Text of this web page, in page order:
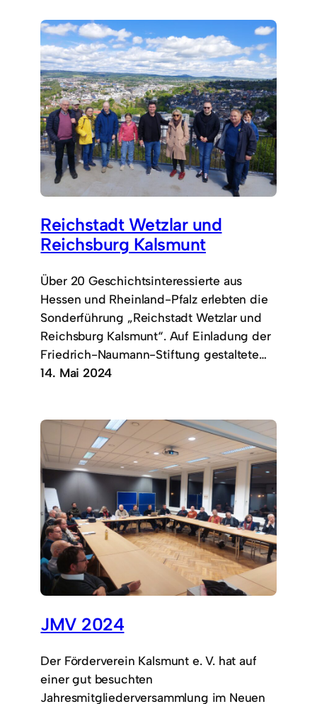
Reichstadt Wetzlar und
Reichsburg Kalsmunt
Über 20 Geschichtsinteressierte aus
Hessen und Rheinland-Pfalz erlebten die
Sonderführung „Reichstadt Wetzlar und
Reichsburg Kalsmunt“. Auf Einladung der
Friedrich-Naumann-Stiftung gestaltete…
14. Mai 2024
JMV 2024
Der Förderverein Kalsmunt e. V. hat auf
einer gut besuchten
Jahresmitgliederversammlung im Neuen